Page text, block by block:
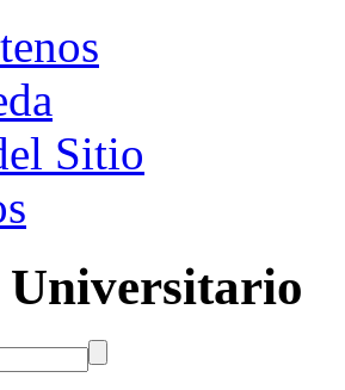
Sitio
Universitario